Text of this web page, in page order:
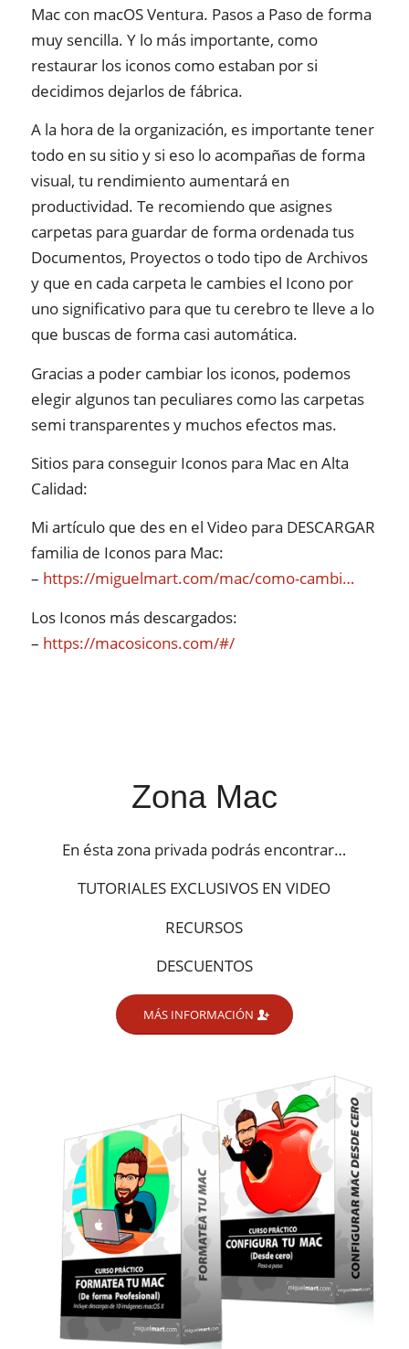
Mac con macOS Ventura. Pasos a Paso de forma
muy sencilla. Y lo más importante, como
restaurar los iconos como estaban por si
decidimos dejarlos de fábrica.
A la hora de la organización, es importante tener
todo en su sitio y si eso lo acompañas de forma
visual, tu rendimiento aumentará en
productividad. Te recomiendo que asignes
carpetas para guardar de forma ordenada tus
Documentos, Proyectos o todo tipo de Archivos
y que en cada carpeta le cambies el Icono por
uno significativo para que tu cerebro te lleve a lo
que buscas de forma casi automática.
Gracias a poder cambiar los iconos, podemos
elegir algunos tan peculiares como las carpetas
semi transparentes y muchos efectos mas.
Sitios para conseguir Iconos para Mac en Alta
Calidad:
Mi artículo que des en el Video para DESCARGAR
familia de Iconos para Mac:
– https://miguelmart.com/mac/como-cambi…
Los Iconos más descargados:
– https://macosicons.com/#/
Zona Mac
En ésta zona privada podrás encontrar…
TUTORIALES EXCLUSIVOS EN VIDEO
RECURSOS
DESCUENTOS
MÁS INFORMACIÓN